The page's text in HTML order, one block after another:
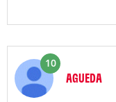
10
AGUEDA